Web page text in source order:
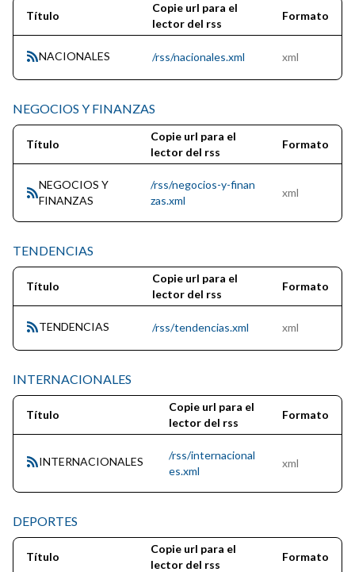
Título
Copie url para el
lector del rss
Formato
NACIONALES /rss/nacionales.xml xml
NEGOCIOS Y FINANZAS
Título
Copie url para el
lector del rss
Formato
NEGOCIOS Y
FINANZAS
/rss/negocios-y-finan
zas.xml
xml
TENDENCIAS
Título
Copie url para el
lector del rss
Formato
TENDENCIAS /rss/tendencias.xml xml
INTERNACIONALES
Título
Copie url para el
lector del rss
Formato
INTERNACIONALES
/rss/internacional
es.xml
xml
DEPORTES
Título
Copie url para el
lector del rss
Formato